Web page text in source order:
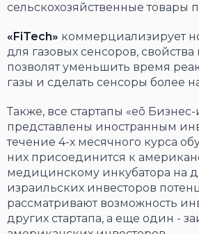
сельскохозяйственные товары
«FiTech» коммерциализирует
для газовых сенсоров, свойства
позволят уменьшить время
газы и сделать сенсоры более
Также, все стартапы «eō
представлены иностранным
течение 4-х месячного курса
них присоединится к
медицинскому инкубатора на
израильских инвесторов
рассматривают возможность
других стартапа, а еще один -